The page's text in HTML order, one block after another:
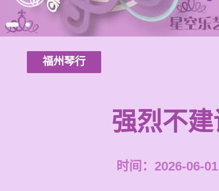
福州琴行
强烈不
时间：2026-06-